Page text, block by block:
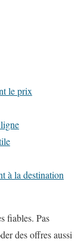
le prix
à la destination
fiables. Pas
des offres aussi